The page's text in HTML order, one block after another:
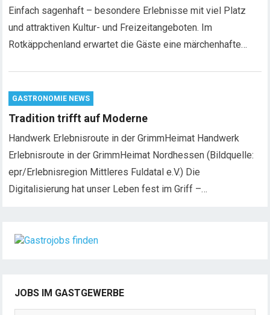
Einfach sagenhaft – besondere Erlebnisse mit viel Platz
und attraktiven Kultur- und Freizeitangeboten. Im
Rotkäppchenland erwartet die Gäste eine märchenhafte…
GASTRONOMIE NEWS
Tradition trifft auf Moderne
Handwerk Erlebnisroute in der GrimmHeimat Handwerk
Erlebnisroute in der GrimmHeimat Nordhessen (Bildquelle:
epr/Erlebnisregion Mittleres Fuldatal e.V.) Die
Digitalisierung hat unser Leben fest im Griff –…
JOBS IM GASTGEWERBE